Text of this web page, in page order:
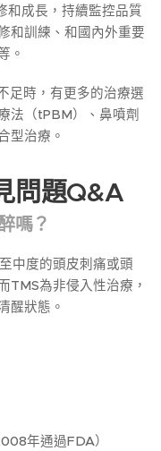
和成長，持續監控品質
和訓練、和國內外重要
。
足時，有更多的治療選
法（tPBM）、鼻噴劑
型治療。
問題Q&A
嗎？
中度的頭皮刺痛或頭
TMS為非侵入性治療，
醒狀態。
年通過FDA）